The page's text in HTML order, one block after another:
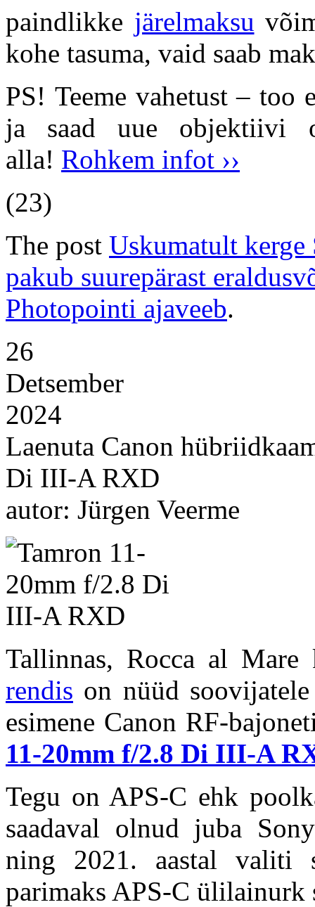
paindlikke järelmaksu
kohe tasuma, vaid saab
PS! Teeme vahetust – too
ja saad uue objektiivi
alla! Rohkem infot ››
(23)
The post Uskumatult
pakub suurepärast
Photopointi ajaveeb.
26
Detsember
2024
Laenuta Canon
Di III-A RXD
autor: Jürgen Veerme
Tallinnas, Rocca al Mare
rendis on nüüd soovijatele
esimene Canon RF-
11-20mm f/2.8 Di III-A
Tegu on APS-C ehk
saadaval olnud juba
ning 2021. aastal valiti
parimaks APS-C